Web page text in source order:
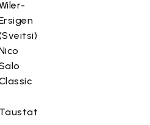
Taustat